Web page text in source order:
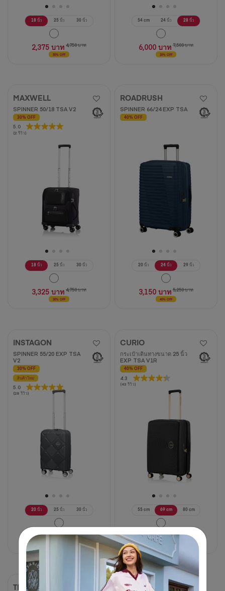
18 นิ้ว 25 นิ้ว 30 นิ้ว
2,375 บาท 4,750 บาท
50% OFF
54 cm 24 นิ้ว 28 นิ้ว
6,000 บาท 7,500 บาท
20% OFF
18 นิ้ว 25 นิ้ว 30 นิ้ว
MAXWELL
SPINNER 50/18 TSA V2
30% OFF
5.0
(2 รีวิว)
5.0
จาก
3,325 บาท 4,750 บาท
30% OFF
20 นิ้ว 24 นิ้ว 29 นิ้ว
ROADRUSH
SPINNER 66/24 EXP TSA
40% OFF
3,150 บาท 5,250 บาท
40% OFF
20 นิ้ว 25 นิ้ว 30 นิ้ว
INSTAGON
SPINNER 55/20 EXP TSA
V2
30% OFF
สินค้าใหม่
5.0
(28 รีวิว)
5.0
จาก
3,675 บาท 5,250 บาท
55 cm 69 cm 80 cm
CURIO
กระเป๋าเดินทางขนาด 25 นิ้ว
EXP TSA V1R
40% OFF
4.3
(43 รีวิว)
4.3
จาก
3,750 บาท 6,250 บาท
40% OFF
TRIGARD